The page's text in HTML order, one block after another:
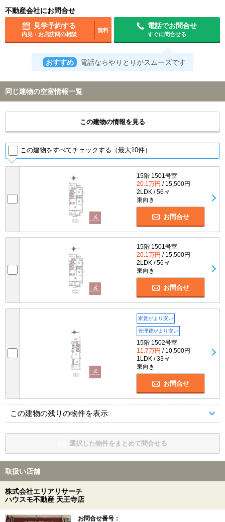
不動産会社にお問合せ
見学予約する
内見・お店訪問の相談
無料
電話でお問合せ
すぐに問合せる
おすすめ 電話ならやりとりがスムーズです
同じ建物の空室情報一覧
この建物の情報を見る
この建物をすべてチェックする（最大10件）
15階 1501号室
20.1万円 / 15,500円
2LDK / 56㎡
東向き
お問合せ
15階 1501号室
20.1万円 / 15,500円
2LDK / 56㎡
東向き
お問合せ
家賃がより安い
管理費がより安い
15階 1502号室
11.7万円 / 10,500円
1LDK / 33㎡
東向き
お問合せ
この建物の残りの物件を表示
選択した物件をまとめて問合せる
取扱い店舗
株式会社エリアリサーチ
ハウスモ不動産 天王寺店
お問合せ番号：